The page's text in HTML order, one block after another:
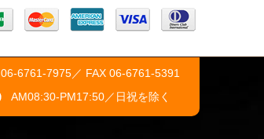
06-6761-7975／ FAX 06-6761-5391
AM08:30-PM17:50／日祝を除く